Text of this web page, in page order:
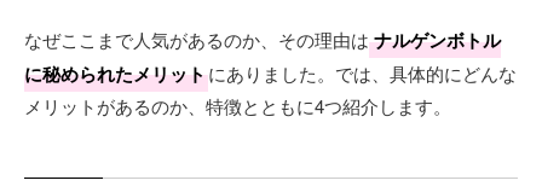
なぜここまで人気があるのか、その理由は ナルゲンボトル
に秘められたメリットにありました。では、具体的にどんな
メリットがあるのか、特徴とともに4つ紹介します。